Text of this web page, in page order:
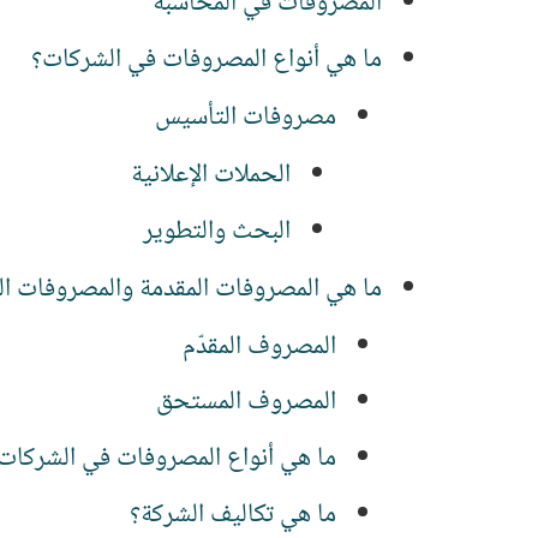
ما هي أنواع المصروفات في الشركات؟
مصروفات التأسيس
الحملات الإعلانية
البحث والتطوير
ما هي المصروفات المقدمة والمصروفات
المصروف المقدّم
المصروف المستحق
ما هي أنواع المصروفات في
ما هي تكاليف الشركة؟